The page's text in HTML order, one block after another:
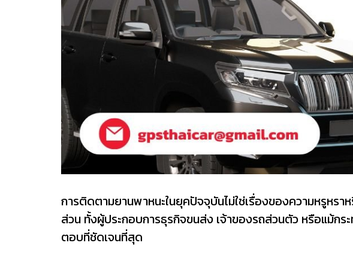
การติดตามยานพาหนะในยุคปัจจุบันไม่ใช่เรื่องของความหรูหร
ส่วน ทั้งผู้ประกอบการธุรกิจขนส่ง เจ้าของรถส่วนตัว หรือแม้ก
ตอบที่ชัดเจนที่สุด